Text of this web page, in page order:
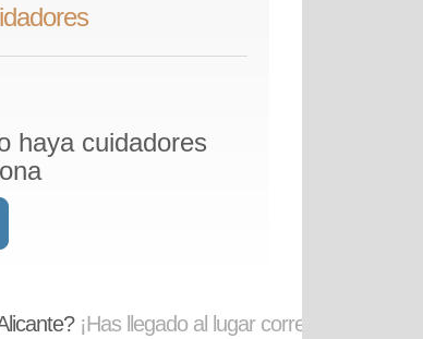
haya cuidadores
¡Has llegado al lugar correcto!